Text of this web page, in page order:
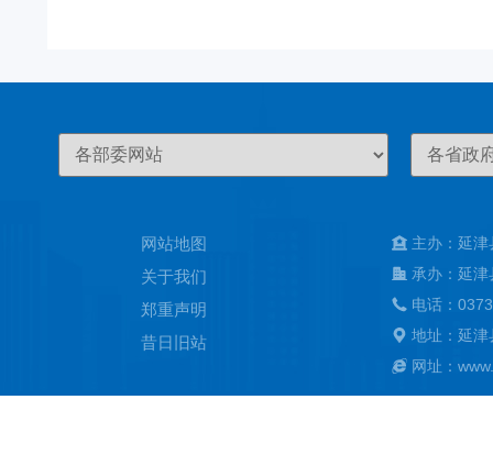
网站地图
关于我们
郑重声明
昔日旧站
主办：延
承办：延
电话：
地址：延
网址：